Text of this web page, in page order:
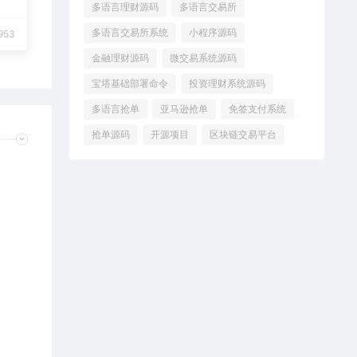
多语言理财源码 多语言交易所
多语言交易所系统 小程序源码
金融理财源码 微交易系统源码
宝塔基础部署命令 投资理财系统源码
多语言抢单 亚马逊抢单 免签支付系统
抢单源码 开源项目 区块链交易平台